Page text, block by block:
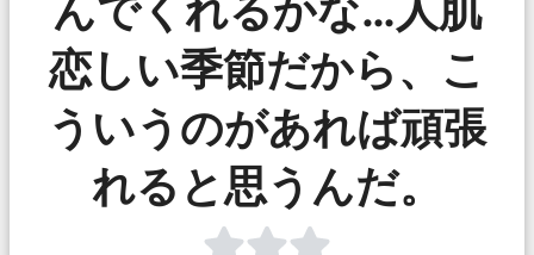
恋しい季節だから、こ
ういうのがあれば頑張
れると思うんだ。